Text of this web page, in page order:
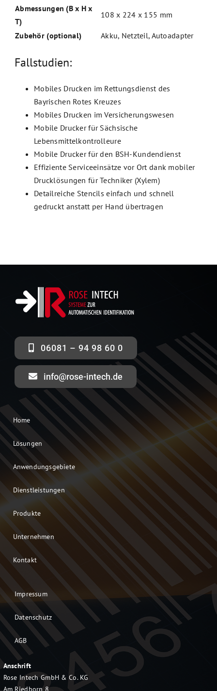
Abmessungen (B x H x
T)
108 x 224 x 155 mm
Zubehör (optional) Akku, Netzteil, Autoadapter
Fallstudien:
Mobiles Drucken im Rettungsdienst des
Bayrischen Rotes Kreuzes
Mobiles Drucken im Versicherungswesen
Mobile Drucker für Sächsische
Lebensmittelkontrolleure
Mobile Drucker für den BSH-Kundendienst
Effiziente Serviceeinsätze vor Ort dank mobiler
Drucklösungen für Techniker (Xylem)
Detailreiche Stencils einfach und schnell
gedruckt anstatt per Hand übertragen
06081 – 94 98 60 0
info@rose-intech.de
Home
Lösungen
Anwendungsgebiete
Dienstleistungen
Produkte
Unternehmen
Kontakt
Impressum
Datenschutz
AGB
Anschrift
Rose Intech GmbH & Co. KG
Am Riedborn 8